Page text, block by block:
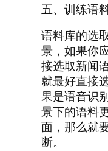
五、训练语
语料库的选
景，如果你
接选取新闻
就最好直接
果是语音识
景下的语料
面，那么就
断。